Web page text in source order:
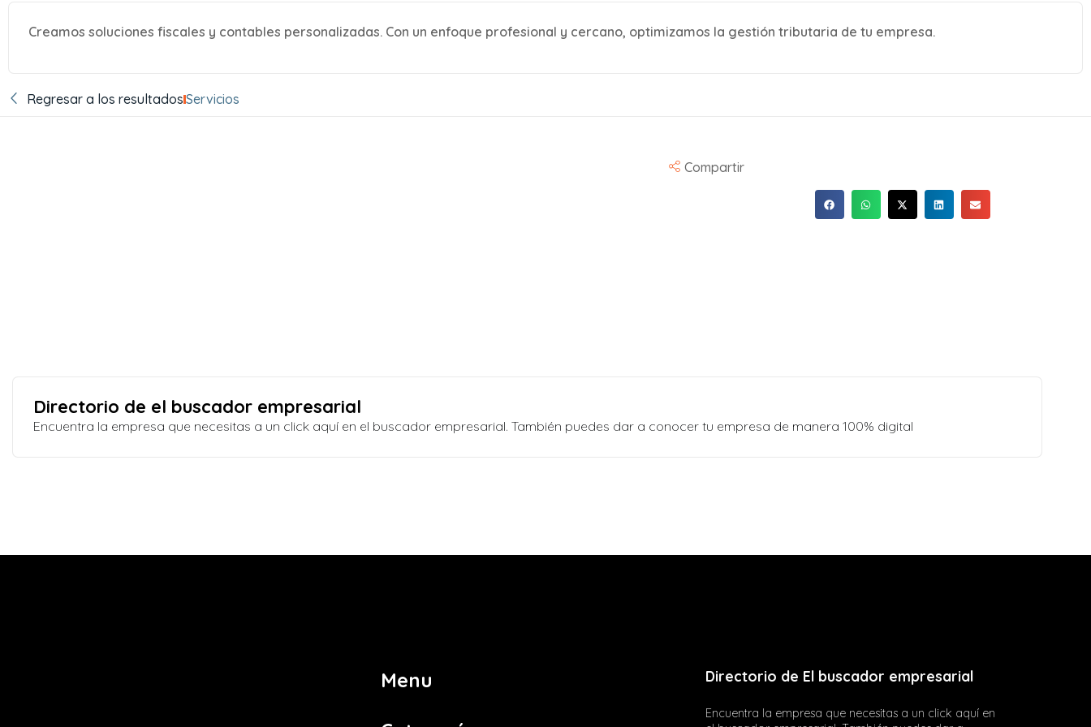
Creamos soluciones fiscales y contables personalizadas. Con un enfoque profesional y cercano, optimizamos la gestión tributaria de tu empresa.
Regresar a los resultadosServicios
Compartir
Directorio de el buscador empresarial
Encuentra la empresa que necesitas a un click aquí en el buscador empresarial. También puedes dar a conocer tu empresa de manera 100% digital
Menu Directorio de El buscador empresarial
Encuentra la empresa que necesitas a un click aquí en